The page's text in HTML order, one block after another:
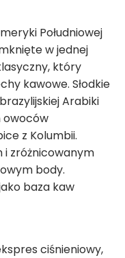
Południowej
w jednej
który
kawowe. Słodkie
Arabiki
owoców
z Kolumbii.
i zróżnicowanym
body.
baza kaw
ciśnieniowy,